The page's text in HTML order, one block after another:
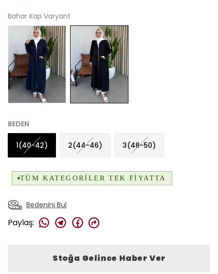
Bahar Kap Varyant
BEDEN
1(40-42) 2(44-46) 3(48-50)
Bedenini Bul
Paylaş:
Stoğa Gelince Haber Ver